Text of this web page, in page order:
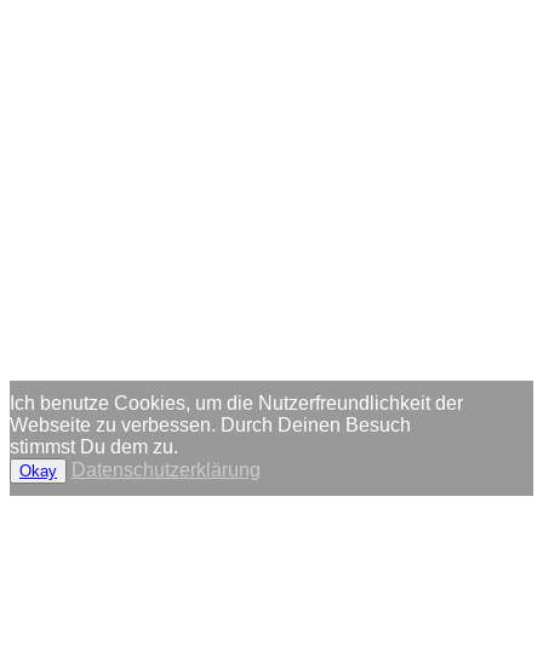
Ich benutze Cookies, um die Nutzerfreundlichkeit der
Webseite zu verbessen. Durch Deinen Besuch
stimmst Du dem zu.
Okay Datenschutzerklärung